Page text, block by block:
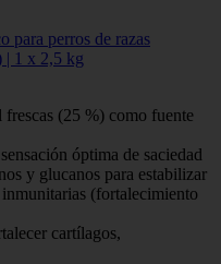
para perros de razas
| 1 x 2,5 kg
frescas (25 %) como fuente
óptima de saciedad
y glucanos para estabilizar
(fortalecimiento
cartílagos,